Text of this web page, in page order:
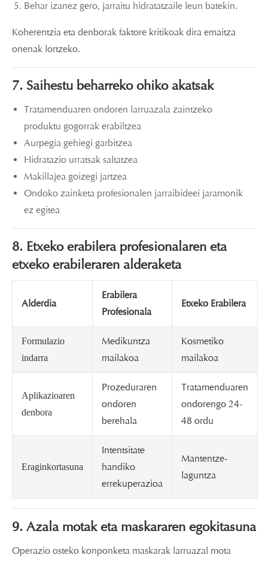
Behar izanez gero, jarraitu hidratatzaile leun batekin.
Koherentzia eta denborak faktore kritikoak dira emaitza
onenak lortzeko.
7. Saihestu beharreko ohiko akatsak
Tratamenduaren ondoren larruazala zaintzeko
produktu gogorrak erabiltzea
Aurpegia gehiegi garbitzea
Hidratazio urratsak saltatzea
Makillajea goizegi jartzea
Ondoko zainketa profesionalen jarraibideei jaramonik
ez egitea
8. Etxeko erabilera profesionalaren eta
etxeko erabileraren alderaketa
Alderdia
Erabilera
Profesionala
Etxeko Erabilera
Formulazio
indarra
Medikuntza
mailakoa
Kosmetiko
mailakoa
Aplikazioaren
denbora
Prozeduraren
ondoren
berehala
Tratamenduaren
ondorengo 24-
48 ordu
Eraginkortasuna
Intentsitate
handiko
errekuperazioa
Mantentze-
laguntza
9. Azala motak eta maskararen egokitasuna
Operazio osteko konponketa maskarak larruazal mota